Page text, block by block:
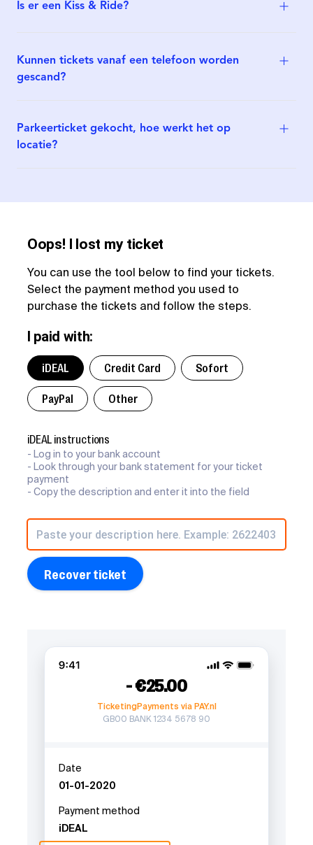
Is er een Kiss & Ride?
Kunnen tickets vanaf een telefoon worden
gescand?
Parkeerticket gekocht, hoe werkt het op
locatie?